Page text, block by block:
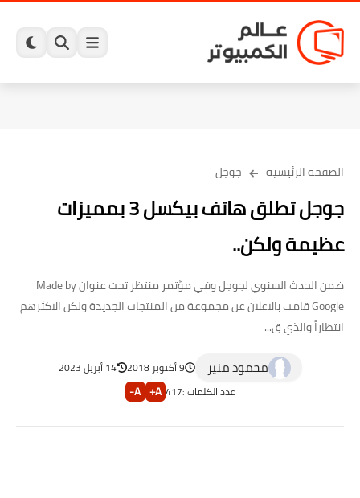
الصفحة الرئيسية جوجل
جوجل تطلق هاتف بيكسل 3 بمميزات
عظيمة ولكن..
ضمن الحدث السنوي لجوجل وفي مؤتمر منتظر تحت عنوان Made by
Google قامت بالاعلان عن مجموعة من المنتجات الجديدة ولكن الاكثرهم
انتظاراً والذي ق...
محمود منير 9 أكتوبر 2018
14 أبريل 2023
عدد الكلمات :417
A+
A-